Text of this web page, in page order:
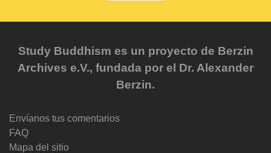
Study Buddhism es un proyecto de Berzin
Archives e.V., fundada por el Dr. Alexander
Berzin.
Envíanos tus comentarios
FAQ
Mapa del sitio